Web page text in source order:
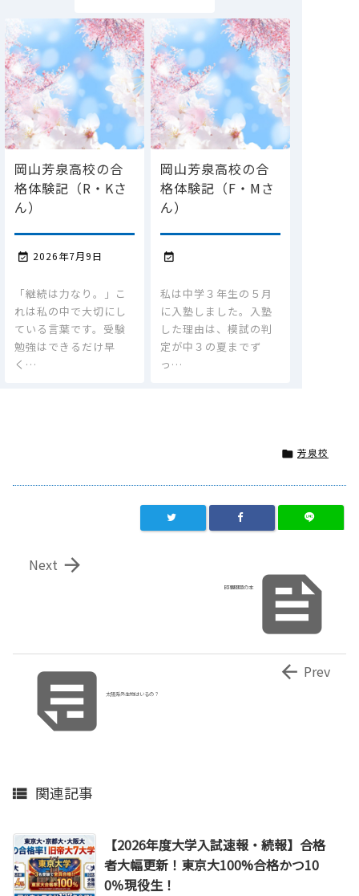
岡山芳泉高校の合
格体験記（R・Kさ
ん）
 2026年7月9日
「継続は力なり。」こ
れは私の中で大切にし
ている言葉です。受験
勉強はできるだけ早
く…
岡山芳泉高校の合
格体験記（F・Mさ
ん）

私は中学３年生の５月
に入塾しました。入塾
した理由は、模試の判
定が中３の夏までず
っ…
 芳泉校

時事問題の本

Next
太陽系外生物はいるの？
 Prev
 関連記事
【2026年度大学入試速報・続報】合格
者大幅更新！東京大100%合格かつ10
0％現役生！